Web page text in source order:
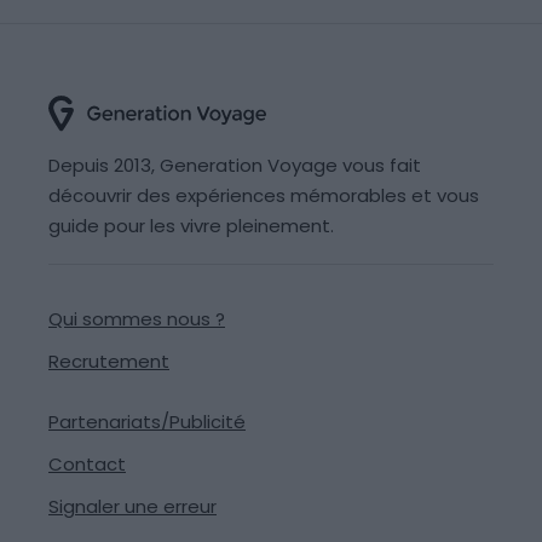
Depuis 2013, Generation Voyage vous fait
découvrir des expériences mémorables et vous
guide pour les vivre pleinement.
Qui sommes nous ?
Recrutement
Partenariats/Publicité
Contact
Signaler une erreur